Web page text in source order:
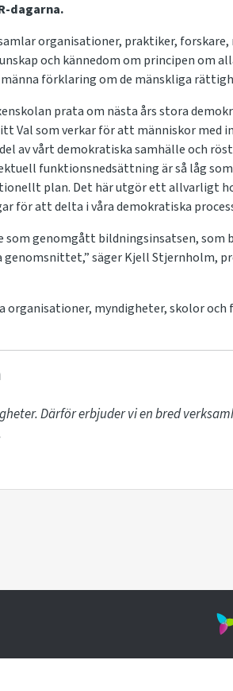
dagarna.
organisationer, praktiker, forskare,
och kännedom om principen om
förklaring om de mänskliga
prata om nästa års stora
Val som verkar för att människor med
av vårt demokratiska samhälle och
funktionsnedsättning är så låg som
plan. Det här utgör ett allvarligt
för att delta i våra demokratiska
som genomgått bildningsinsatsen, som
genomsnittet,” säger KjellStjernholm,
myndigheter, skolor och
Därför erbjuder vi en bred